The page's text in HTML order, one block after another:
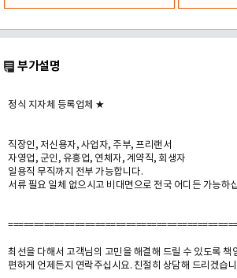
부가설명
정식 지자체 등록업체 ★
직장인, 저신용자, 사업자, 주부, 프리랜서
자영업, 군인, 유흥업, 연체자, 계약직, 회생자
일용직 무직까지 전부 가능합니다.
서류 필요 일체 없으시고 비대면으로 전국 어디든 가능하
최선을 다해서 고객님의 고민을 해결해 드릴 수 있도록 책
편하게 언제든지 연락주십시요. 친절히 상담해 드리겠습